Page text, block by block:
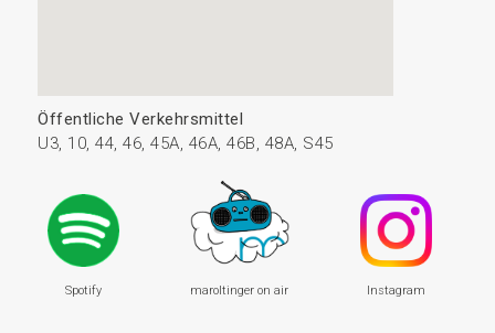
Öffentliche Verkehrsmittel
U3, 10, 44, 46, 45A, 46A, 46B, 48A, S45
Spotify maroltinger on air Instagram